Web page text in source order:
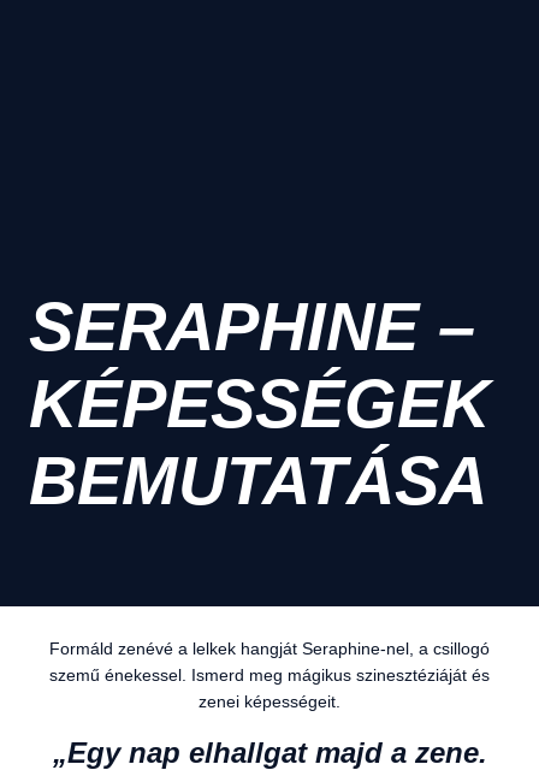
SERAPHINE –
KÉPESSÉGEK
BEMUTATÁSA
Formáld zenévé a lelkek hangját Seraphine-nel, a csillogó
szemű énekessel. Ismerd meg mágikus szinesztéziáját és
zenei képességeit.
„Egy nap elhallgat majd a zene.